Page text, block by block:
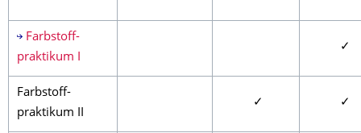
Farbstoff-
praktikum I
✓
Farbstoff-
praktikum II
✓ ✓